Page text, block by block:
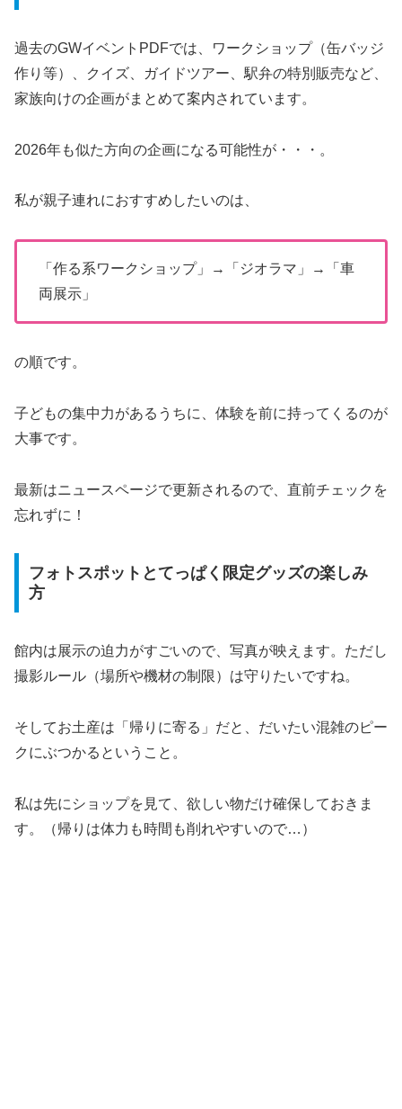
過去のGWイベントPDFでは、ワークショップ（缶バッジ
作り等）、クイズ、ガイドツアー、駅弁の特別販売など、
家族向けの企画がまとめて案内されています。
2026年も似た方向の企画になる可能性が・・・。
私が親子連れにおすすめしたいのは、
「作る系ワークショップ」→「ジオラマ」→「車
両展示」
の順です。
子どもの集中力があるうちに、体験を前に持ってくるのが
大事です。
最新はニュースページで更新されるので、直前チェックを
忘れずに！
フォトスポットとてっぱく限定グッズの楽しみ
方
館内は展示の迫力がすごいので、写真が映えます。ただし
撮影ルール（場所や機材の制限）は守りたいですね。
そしてお土産は「帰りに寄る」だと、だいたい混雑のピー
クにぶつかるということ。
私は先にショップを見て、欲しい物だけ確保しておきま
す。（帰りは体力も時間も削れやすいので…）